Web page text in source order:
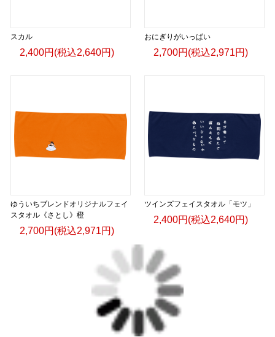
スカル
2,400円(税込2,640円)
おにぎりがいっぱい
2,700円(税込2,971円)
ゆういちブレンドオリジナルフェイ
スタオル《さとし》橙
2,700円(税込2,971円)
ツインズフェイスタオル「モツ」
2,400円(税込2,640円)